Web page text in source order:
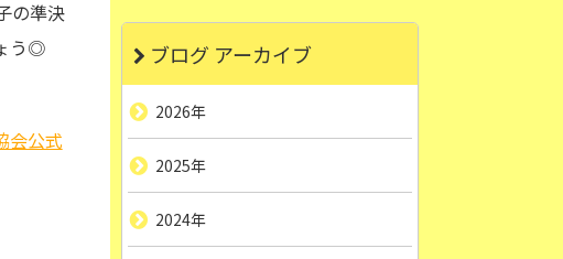
の準決
う◎
会公式
ブログ アーカイブ
2026年
2025年
2024年